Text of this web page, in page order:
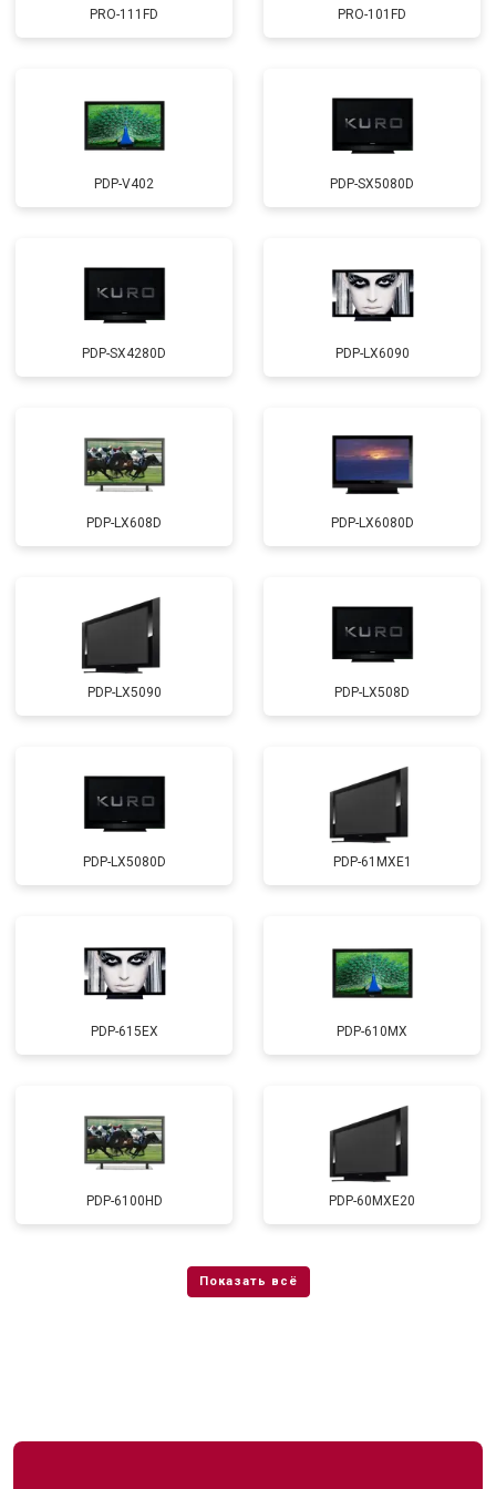
PRO-111FD PRO-101FD
PDP-V402 PDP-SX5080D
PDP-SX4280D PDP-LX6090
PDP-LX608D PDP-LX6080D
PDP-LX5090 PDP-LX508D
PDP-LX5080D PDP-61MXE1
PDP-615EX PDP-610MX
PDP-6100HD PDP-60MXE20